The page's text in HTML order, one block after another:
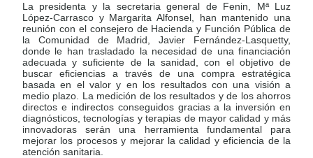
La presidenta y la secretaria general de Fenin, Mª Luz
López-Carrasco y Margarita Alfonsel, han mantenido una
reunión con el consejero de Hacienda y Función Pública de
la Comunidad de Madrid, Javier Fernández-Lasquetty,
donde le han trasladado la necesidad de una financiación
adecuada y suficiente de la sanidad, con el objetivo de
buscar eficiencias a través de una compra estratégica
basada en el valor y en los resultados con una visión a
medio plazo. La medición de los resultados y de los ahorros
directos e indirectos conseguidos gracias a la inversión en
diagnósticos, tecnologías y terapias de mayor calidad y más
innovadoras serán una herramienta fundamental para
mejorar los procesos y mejorar la calidad y eficiencia de la
atención sanitaria.